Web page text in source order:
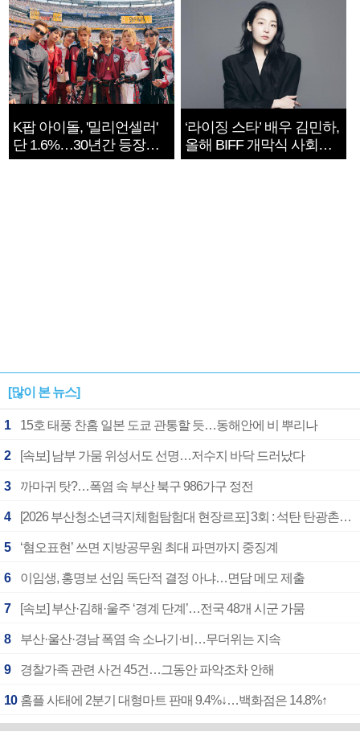
K팝 아이돌, '밀리언셀러'
단 1.6%…30년간 등장
1182개팀 전수조사
‘라이징 스타’ 배우 김민하,
올해 BIFF 개막식 사회자
확정
[많이 본 뉴스]
1 15호 태풍 찬홈 일본 도쿄 관통할 듯…동해안에 비 뿌리나
2 [속보] 남부 가뭄 위성서도 선명…저수지 바닥 드러났다
3 까마귀 탓?…폭염 속 부산 북구 986가구 정전
4 [2026 부산청소년극지체험탐험대 현장르포] 3회 : 석탄 탄광촌에서 북극 연구의 중심지로
5 ‘혐오표현’ 쓰면 지방공무원 최대 파면까지 중징계
6 이임생, 홍명보 선임 독단적 결정 아냐…면담 메모 제출
7 [속보] 부산·김해·울주 ‘경계 단계’…전국 48개 시군 가뭄
8 부산·울산·경남 폭염 속 소나기·비…무더위는 지속
9 경찰가족 관련 사건 45건…그동안 파악조차 안해
10 홈플 사태에 2분기 대형마트 판매 9.4%↓…백화점은 14.8%↑